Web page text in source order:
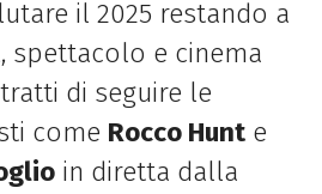
il 2025 restando a
spettacolo e cinema
di seguire le
come Rocco Hunte
in diretta dalla